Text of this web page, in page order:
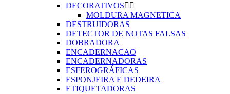
DECORATIVOS 
MOLDURA MAGNETICA
DESTRUIDORAS
DETECTOR DE NOTAS FALSAS
DOBRADORA
ENCADERNACAO
ENCADERNADORAS
ESFEROGRÁFICAS
ESPONJEIRA E DEDEIRA
ETIQUETADORAS